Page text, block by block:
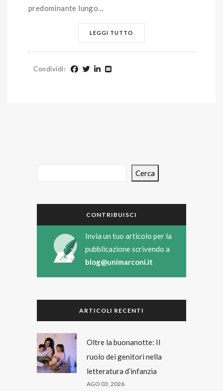
predominante lungo...
LEGGI TUTTO
Condividi:
Cerca
CONTRIBUISCI
Invia un tuo articolo per la
pubblicazione scrivendo a
blog@unimarconi.it
ARTICOLI RECENTI
Oltre la buonanotte: Il
ruolo dei genitori nella
letteratura d’infanzia
AGO 03, 2026